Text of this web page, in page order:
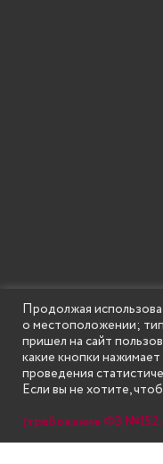
Продолжая
о местоположении;
пришел на сайт
какие кнопки
проведения
Если вы не хотите,
(требование ФЗ №152.